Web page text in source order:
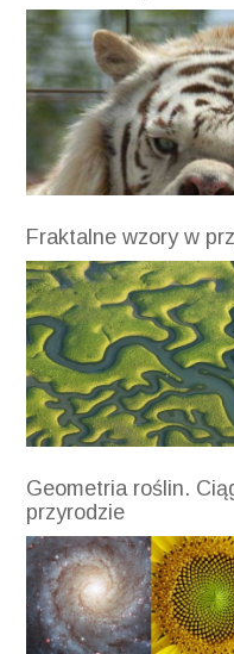
Fraktalne wzory w
Geometria roślin.
przyrodzie